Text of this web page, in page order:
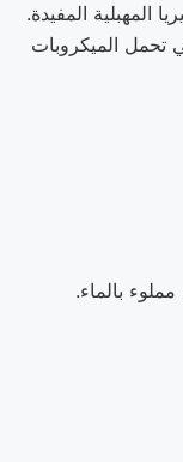
المهبلية المفيدة.
تحمل الميكروبات
بالماء.